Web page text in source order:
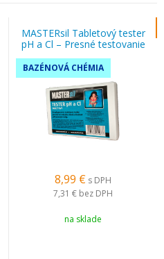
MASTERsil Tabletový tester
pH a Cl – Presné testovanie
vody
BAZÉNOVÁ CHÉMIA
8,99 € s DPH
7,31 € bez DPH
na sklade